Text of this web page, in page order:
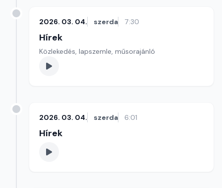
2026. 03. 04. szerda 7:30
Hírek
Közlekedés, lapszemle, műsorajánló
2026. 03. 04. szerda 6:01
Hírek